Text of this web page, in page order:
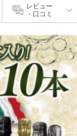
レビュー
・口コミ